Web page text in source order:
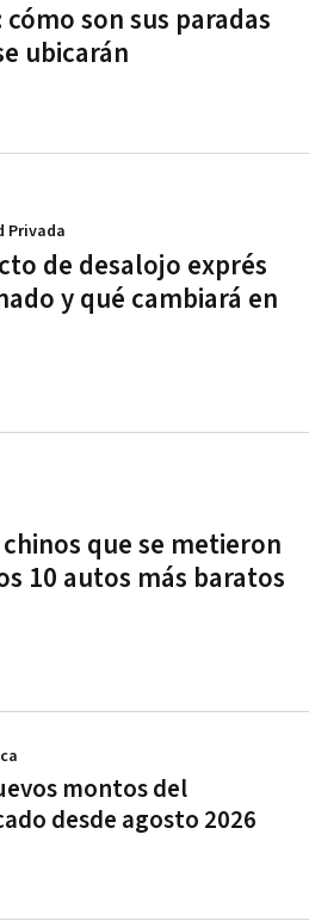
son sus paradas
ubicarán
de desalojo exprés
y qué cambiará en
Privada
que se metieron
10 autos más baratos
montos del
desde agosto 2026